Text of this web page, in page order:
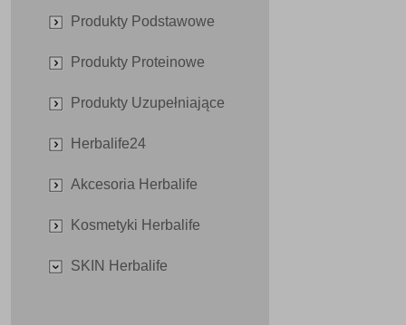
Produkty Podstawowe
Produkty Proteinowe
Produkty Uzupełniające
Herbalife24
Akcesoria Herbalife
Kosmetyki Herbalife
SKIN Herbalife